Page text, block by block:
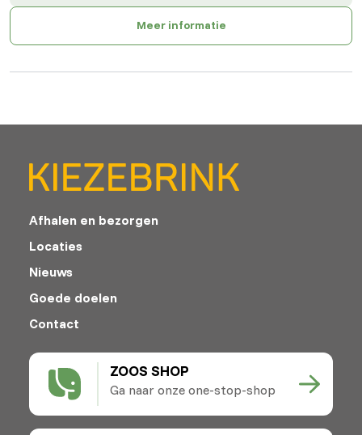
Meer informatie
ZOOS SHOP
Ga naar onze one-stop-shop
Afhalen en bezorgen
Locaties
Nieuws
Goede doelen
Contact